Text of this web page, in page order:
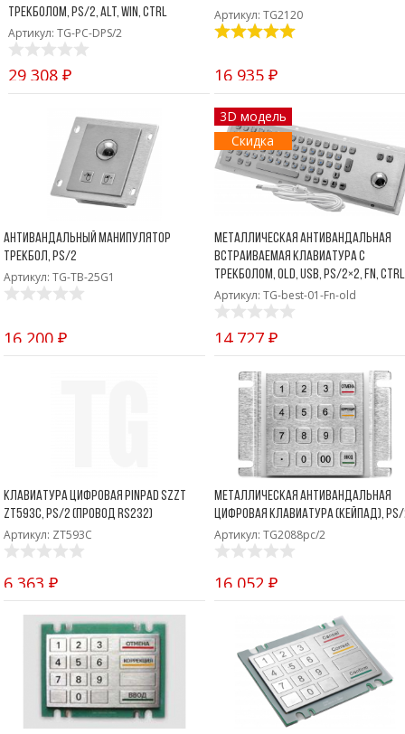
диагональю до 55
дюймов
Промышленные
мониторы для
Промышленные
мониторы для
монтажа на стену
трекболом, PS/2, Alt, Win, Ctrl
Артикул: TG-PC-DPS/2
29 308 ₽
Артикул: TG2120
16 935 ₽
Антивандальный манипулятор
трекбол, PS/2
Артикул: TG-TB-25G1
16 200 ₽
3D модель
Скидка
Металлическая антивандальная
встраиваемая клавиатура с
трекболом, old, USB, PS/2×2, Fn, Ctrl
Артикул: TG-best-01-Fn-old
14 727 ₽
Клавиатура цифровая Pinpad SZZT
ZT593C, PS/2 (провод RS232)
Артикул: ZT593C
6 363 ₽
Металлическая антивандальная
цифровая клавиатура (кейпад),
Артикул: TG2088pc/2
16 052 ₽